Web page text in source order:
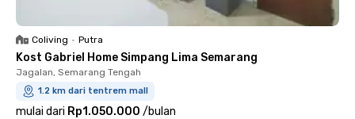
Coliving • Putra
Kost Gabriel Home Simpang Lima Semarang
Jagalan, Semarang Tengah
1.2 km dari tentrem mall
mulai dari Rp1.050.000 /bulan